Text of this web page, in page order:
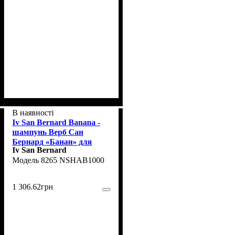
В наявності
Iv San Bernard Banana -
шампунь Верб Сан
Бернард «Банан» для
середньої вовни котів і
собак 1 л (IV-8265)
Iv San Bernard
8265 NSHAB1000
1 306.62грн